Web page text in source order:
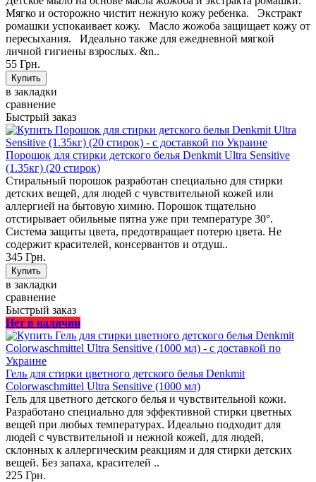
Мягко и осторожно чистит нежную кожу ребенка. Экстракт
ромашки успокаивает кожу. Масло жожоба защищает кожу от
пересыхания. Идеально также для ежедневной мягкой
личной гигиены взрослых. &n..
55 Грн.
в закладки
сравнение
Быстрый заказ
Порошок для стирки детского белья Denkmit Ultra Sensitive
(1.35кг) (20 стирок)
Стиральный порошок разработан специально для стирки
детских вещей, для людей с чувствительной кожей или
аллергией на бытовую химию. Порошок тщательно
отстирывает обильные пятна уже при температуре 30°.
Система защиты цвета, предотвращает потерю цвета. Не
содержит красителей, консервантов и отдуш..
345 Грн.
в закладки
сравнение
Быстрый заказ
Нет в наличии
Гель для стирки цветного детского белья Denkmit
Colorwaschmittel Ultra Sensitive (1000 мл)
Гель для цветного детского белья и чувствительной кожи.
Разработано специально для эффективной стирки цветных
вещей при любых температурах. Идеально подходит для
людей с чувствительной и нежной кожей, для людей,
склонных к аллергическим реакциям и для стирки детских
вещей. Без запаха, красителей ..
225 Грн.